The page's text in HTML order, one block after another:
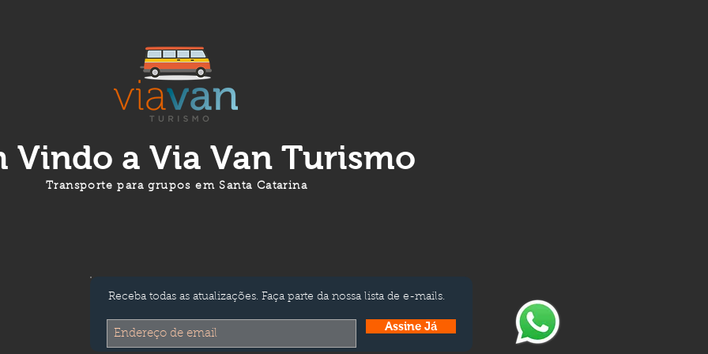
Vindo a Via Van Turismo
Transporte para grupos em Santa Catarina
Receba todas as atualizações. Faça parte da nossa lista de e-mails.
Assine Já